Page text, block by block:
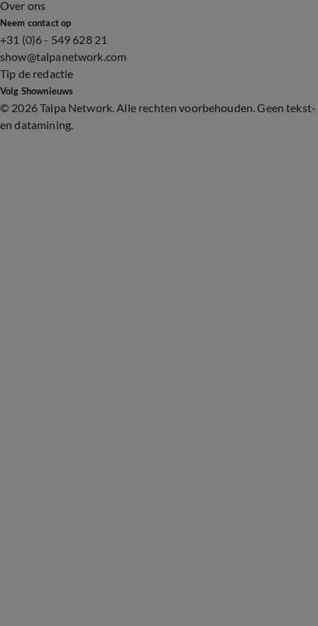
Over ons
Neem contact op
+31 (0)6 - 549 628 21
show@talpanetwork.com
Tip de redactie
Volg Shownieuws
© 2026 Talpa Network. Alle rechten voorbehouden. Geen tekst-
en datamining.